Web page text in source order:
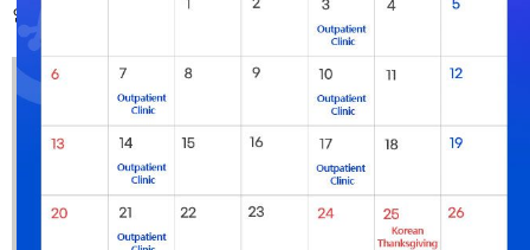
인터뷰 1 - 엑스다리, 액스다리교정수술, 키크사